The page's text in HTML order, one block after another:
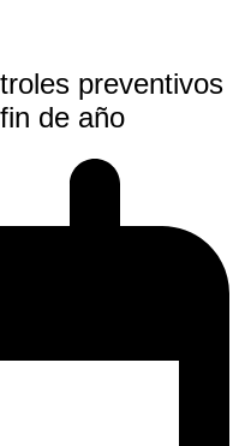
preventivos
de año